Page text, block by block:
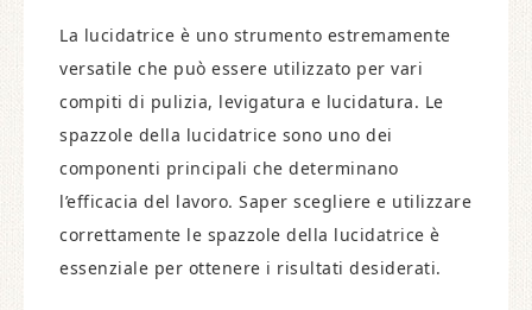
La lucidatrice è uno strumento estremamente
versatile che può essere utilizzato per vari
compiti di pulizia, levigatura e lucidatura. Le
spazzole della lucidatrice sono uno dei
componenti principali che determinano
l’efficacia del lavoro. Saper scegliere e utilizzare
correttamente le spazzole della lucidatrice è
essenziale per ottenere i risultati desiderati.